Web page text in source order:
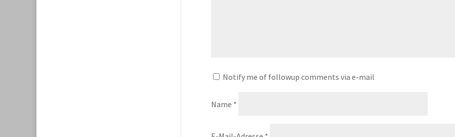
Notify me of followup comments via e-mail
Name *